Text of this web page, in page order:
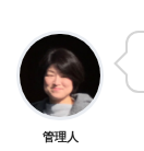
管理人